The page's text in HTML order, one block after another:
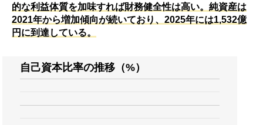
的な利益体質を加味すれば財務健全性は高い。純資産は
2021年から増加傾向が続いており、2025年には1,532億
円に到達している。
自己資本比率の推移（%）